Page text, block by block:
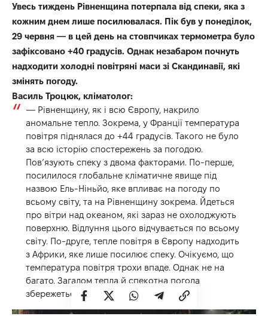
Увесь тиждень Рівненщина потерпала від спеки, яка з
кожним днем лише посилювалася. Пік був у понеділок,
29 червня — в цей день на стовпчиках термометра було
зафіксовано +40 градусів. Однак незабаром почнуть
надходити холодні повітряні маси зі Скандинавії, які
змінять погоду.
Василь Троцюк, кліматолог:
— Рівненщину, як і всю Європу, накрило
аномальне тепло. Зокрема, у Франції температура
повітря піднялася до +44 градусів. Такого не було
за всю історію спостережень за погодою.
Пов’язують спеку з двома факторами. По-перше,
посилилося глобальне кліматичне явище під
назвою Ель-Ніньйо, яке впливає на погоду по
всьому світу, та на Рівненщину зокрема. Йдеться
про вітри над океаном, які зараз не охолоджують
поверхню. Відлуння цього відчувається по всьому
світу. По-друге, тепле повітря в Європу надходить
з Африки, яке лише посилює спеку. Очікуємо, що
температура повітря трохи впаде. Однак не на
багато. Загалом тепла й спекотна погода
збережеться і липні, і в серпні.